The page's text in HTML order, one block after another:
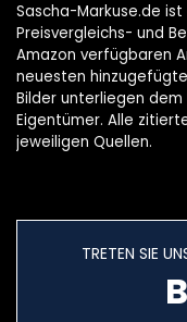
Sascha-Markuse.de
Preisvergleichs- und
Amazon verfügbaren
neuesten
Bilder unterliegen
Eigentümer. Alle
jeweiligen Quellen.
TRETEN SIE